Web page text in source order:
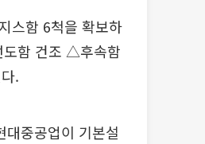
스함 6척을 확보하
함 건조 △후속함
.
중공업이 기본설